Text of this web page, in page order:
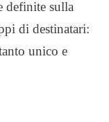
definite sulla
di destinatari:
unico e